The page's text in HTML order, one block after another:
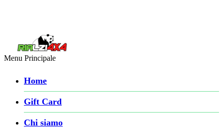
Menu Principale
Home
Gift Card
Chi siamo